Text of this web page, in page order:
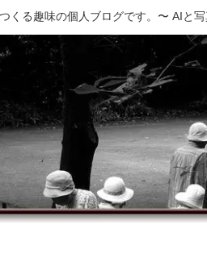
くる趣味の個人ブログです。〜 AIと